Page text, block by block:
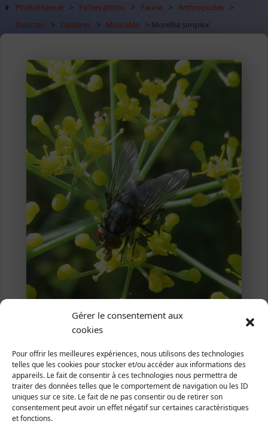
Gérer le consentement aux
cookies
Pour offrir les meilleures expériences, nous utilisons des technologies
telles que les cookies pour stocker et/ou accéder aux informations des
appareils. Le fait de consentir à ces technologies nous permettra de
traiter des données telles que le comportement de navigation ou les ID
uniques sur ce site. Le fait de ne pas consentir ou de retirer son
consentement peut avoir un effet négatif sur certaines caractéristiques
et fonctions.
Photothèque > Fiches photo > Faune > Arthropodes
>
Insectes
> Diptères > Muscidés > Morellia simplex
Mâle, Montchaton, 18 août 2019 (Photo Alain
Livory)
Morellia simplex(Loew, 1857)
Animalia | Eumetazoa | Arthropoda | Hexapoda |
Insecta | Diptera | Muscidae